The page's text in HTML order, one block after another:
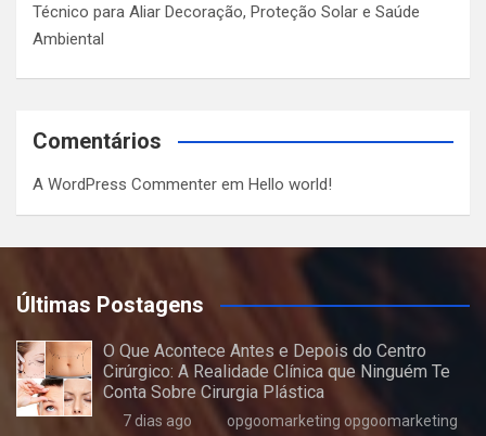
Técnico para Aliar Decoração, Proteção Solar e Saúde
Ambiental
Comentários
A WordPress Commenter em Hello world!
Últimas Postagens
O Que Acontece Antes e Depois do Centro
Cirúrgico: A Realidade Clínica que Ninguém Te
Conta Sobre Cirurgia Plástica
7 dias ago opgoomarketing opgoomarketing